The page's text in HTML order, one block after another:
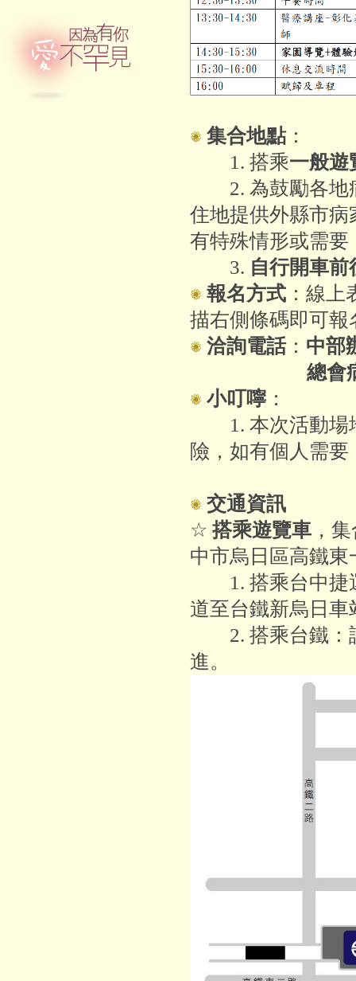
集合地點：
1. 搭乘一般遊
2. 為鼓勵各地
住地提供外縣市病
有特殊情形或需
3. 自行開車
報名方式 ：線上
描右側條碼即可報
洽詢電話： 中部
總會病患服務
小叮嚀 ：
1. 本次活動場
險，如有個人需
交通資訊
☆ 搭乘遊覽車 ，
中市烏日區高鐵東
1. 搭乘台中捷
道至台鐵新烏日
2. 搭乘台鐵：
進。